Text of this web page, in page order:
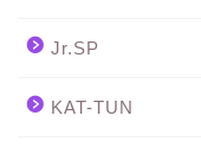
Jr.SP
KAT-TUN